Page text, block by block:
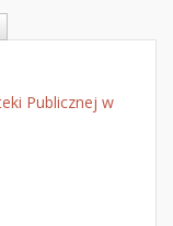
Publicznej w